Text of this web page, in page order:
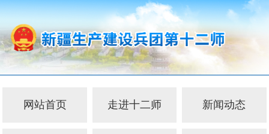
网站首页 走进十二师 新闻动态